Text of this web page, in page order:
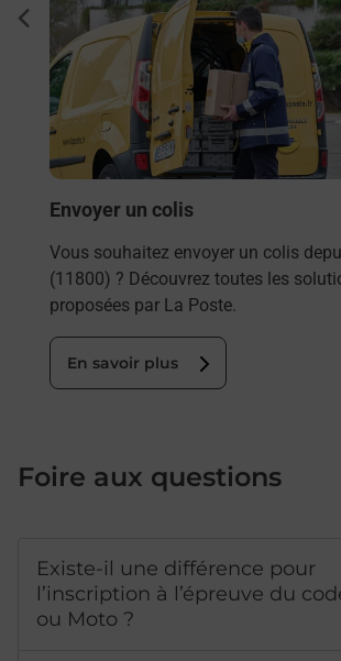
Envoyer un colis
Vous souhaitez envoyer un colis
(11800) ? Découvrez toutes les
proposées par La Poste.
En savoir plus
Foire aux questions
Existe-il une différence pour
l’inscription à l’épreuve du
ou Moto ?